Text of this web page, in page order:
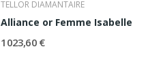
TELLOR DIAMANTAIRE
Alliance or Femme Isabelle
1 023,60 €